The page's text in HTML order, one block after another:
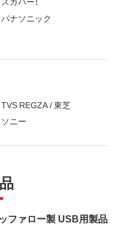
パナソニック
TVS REGZA / 東芝
ソニー
ファロー製 USB用製品